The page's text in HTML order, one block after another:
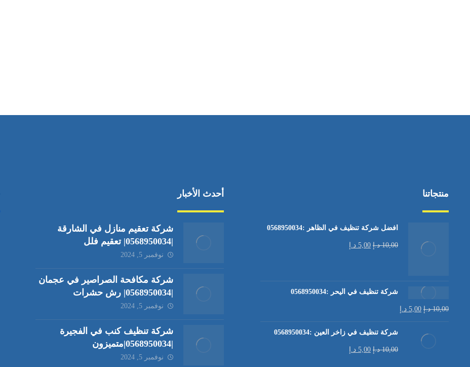
منتجاتنا
افضل شركة تنظيف في الظاهر :0568950034
10,00 د.إ 5,00 د.إ
شركة تنظيف في اليحر :0568950034
10,00 د.إ 5,00 د.إ
شركة تنظيف في زاخر العين :0568950034
10,00 د.إ 5,00 د.إ
أحدث الأخبار
شركة تعقيم منازل في الشارقة
|0568950034| تعقيم فلل
نوفمبر 5, 2024
شركة مكافحة الصراصير في عجمان
|0568950034| رش حشرات
نوفمبر 5, 2024
شركة تنظيف كنب في الفجيرة
|0568950034|متميزون
نوفمبر 5, 2024